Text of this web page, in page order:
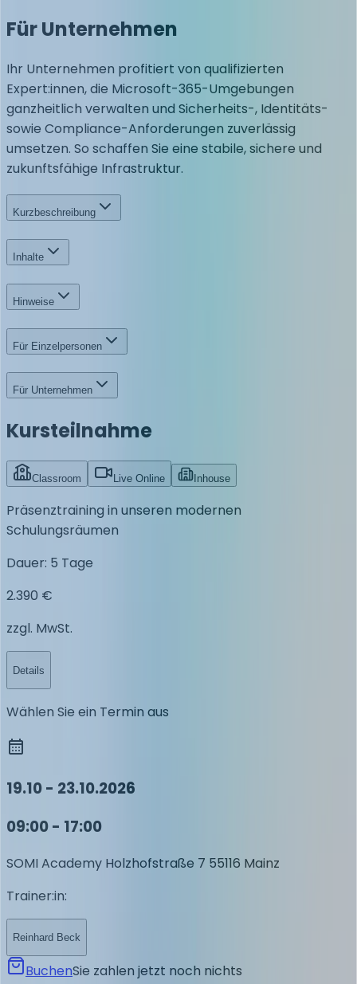
Für Unternehmen
Ihr Unternehmen profitiert von qualifizierten
Expert:innen, die Microsoft-365-Umgebungen
ganzheitlich verwalten und Sicherheits-, Identitäts-
sowie Compliance-Anforderungen zuverlässig
umsetzen. So schaffen Sie eine stabile, sichere und
zukunftsfähige Infrastruktur.
Kurzbeschreibung
Inhalte
Hinweise
Für Einzelpersonen
Für Unternehmen
Kursteilnahme
Classroom Live Online Inhouse
Präsenztraining in unseren modernen
Schulungsräumen
Dauer: 5 Tage
2.390 €
zzgl. MwSt.
Details
Wählen Sie ein Termin aus
19.10 - 23.10.2026
09:00 - 17:00
SOMI Academy Holzhofstraße 7 55116 Mainz
Trainer:in:
Reinhard Beck
BuchenSie zahlen jetzt noch nichts